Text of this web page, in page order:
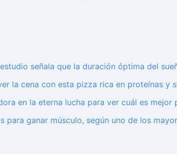
señala que la duración óptima del
la cena con esta pizza rica en proteínas y
en la eterna lucha para ver cuál es mejor
para ganar músculo, según uno de los